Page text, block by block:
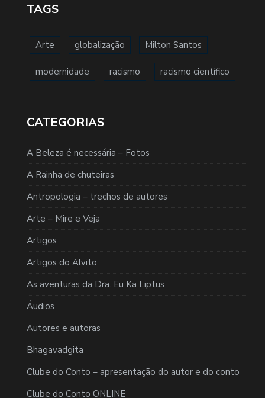
TAGS
Arte globalização Milton Santos
modernidade racismo racismo científico
CATEGORIAS
A Beleza é necessária – Fotos
A Rainha de chuteiras
Antropologia – trechos de autores
Arte – Mire e Veja
Artigos
Artigos do Alvito
As aventuras da Dra. Eu Ka Liptus
Áudios
Autores e autoras
Bhagavadgita
Clube do Conto – apresentação do autor e do conto
Clube do Conto ONLINE